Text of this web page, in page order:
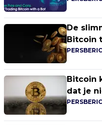
De
Bitcoin
Bitcoin
dat je
BTC-